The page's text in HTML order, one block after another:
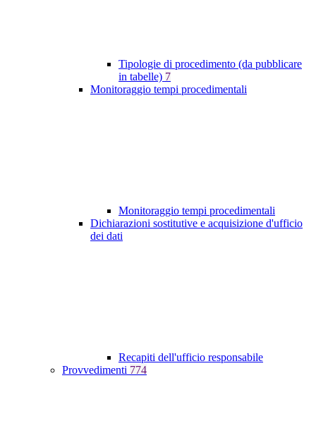
Tipologie di procedimento (da pubblicare
in tabelle) 7
Monitoraggio tempi procedimentali
Monitoraggio tempi procedimentali
Dichiarazioni sostitutive e acquisizione d'ufficio
dei dati
Recapiti dell'ufficio responsabile
Provvedimenti 774